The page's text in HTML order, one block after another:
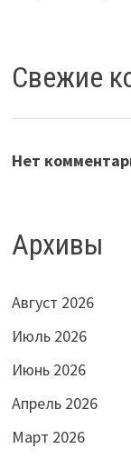
Свежие
Нет
Архивы
Август 2026
Июль 2026
Июнь 2026
Апрель 2026
Март 2026